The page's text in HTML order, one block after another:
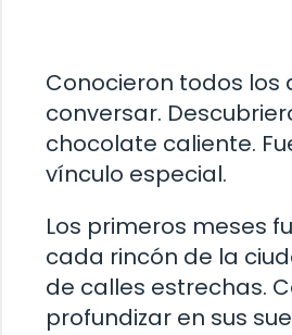
Conocieron todos los
conversar.
chocolate caliente.
vínculo especial.
Los primeros meses
cada rincón de la
de calles estrechas.
profundizar en sus